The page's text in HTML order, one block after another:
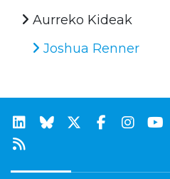
Aurreko Kideak
Joshua Renner